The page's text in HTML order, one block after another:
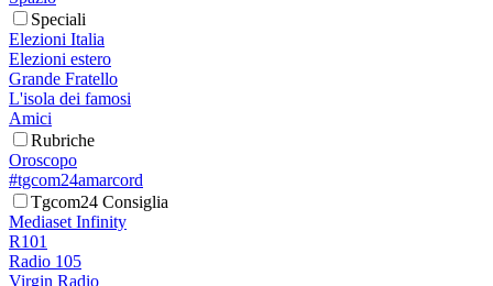
Speciali
Elezioni Italia
Elezioni estero
Grande Fratello
L'isola dei famosi
Amici
Rubriche
Oroscopo
#tgcom24amarcord
Tgcom24 Consiglia
Mediaset Infinity
R101
Radio 105
Virgin Radio